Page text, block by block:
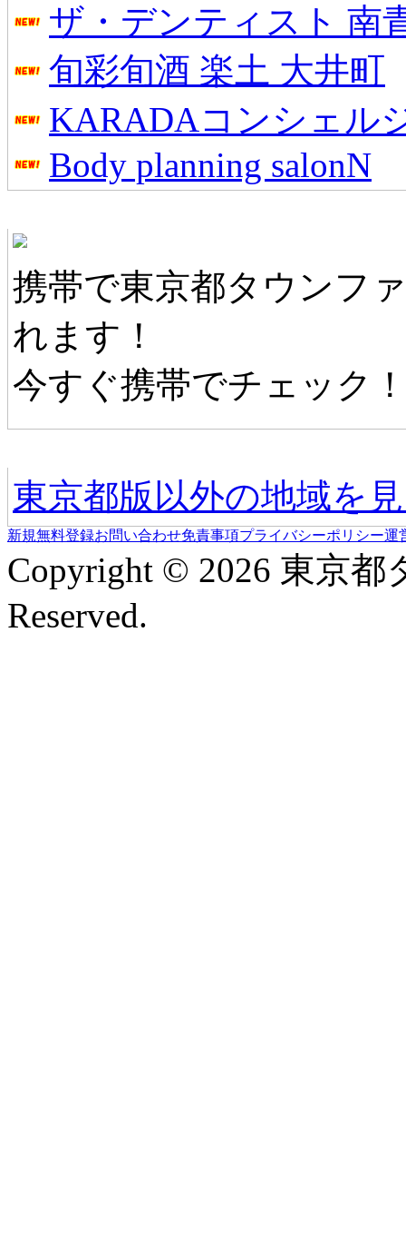
ザ・デンティスト 南
旬彩旬酒 楽土 大井町
KARADAコンシェル
Body planning salonN
携帯で東京都タウンフ
れます！
今すぐ携帯でチェック
東京都版以外の地域を
新規無料登録お問い合わせ免責事項プライバシーポリシー運
Copyright © 2026 東京
Reserved.